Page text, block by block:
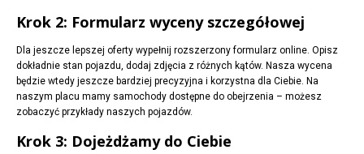
Krok 2: Formularz wyceny szczegółowej
Dla jeszcze lepszej oferty wypełnij rozszerzony formularz online. Opisz
dokładnie stan pojazdu, dodaj zdjęcia z różnych kątów. Nasza wycena
będzie wtedy jeszcze bardziej precyzyjna i korzystna dla Ciebie. Na
naszym placu mamy samochody dostępne do obejrzenia – możesz
zobaczyć przykłady naszych pojazdów.
Krok 3: Dojeżdżamy do Ciebie